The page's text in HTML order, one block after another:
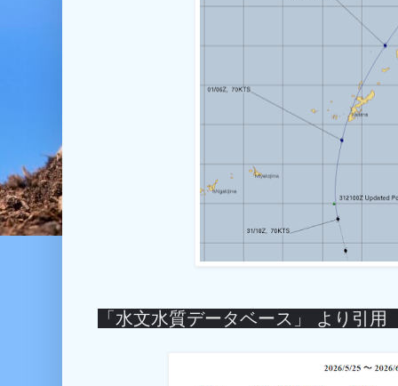
「水文水質データベース」 より引用